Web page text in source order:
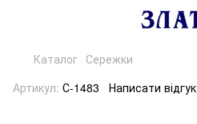
Каталог Сережки
Артикул: С-1483 Написати відгук